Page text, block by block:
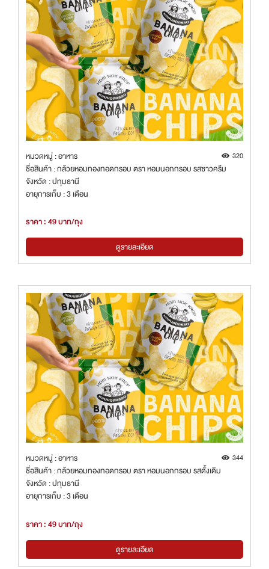
หมวดหมู่ : อาหาร 320
ชื่อสินค้า : กล้วยหอมทองทอดกรอบ ตรา หอมนอกกรอบ รสซาวครีม
จังหวัด : ปทุมธานี
อายุการเก็บ : 3 เดือน
ราคา : 49 บาท/ถุง
ดูรายละเอียด
หมวดหมู่ : อาหาร 344
ชื่อสินค้า : กล้วยหอมทองทอดกรอบ ตรา หอมนอกกรอบ รสดั้งเดิม
จังหวัด : ปทุมธานี
อายุการเก็บ : 3 เดือน
ราคา : 49 บาท/ถุง
ดูรายละเอียด